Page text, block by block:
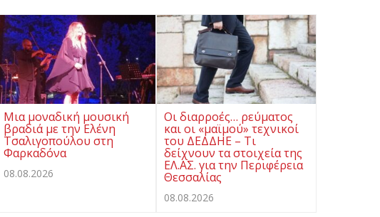
Μια μοναδική μουσική
βραδιά με την Ελένη
Τσαλιγοπούλου στη
Φαρκαδόνα
08.08.2026
Οι διαρροές… ρεύματος
και οι «μαϊμού» τεχνικοί
του ΔΕΔΔΗΕ – Τι
δείχνουν τα στοιχεία της
ΕΛ.ΑΣ. για την Περιφέρεια
Θεσσαλίας
08.08.2026